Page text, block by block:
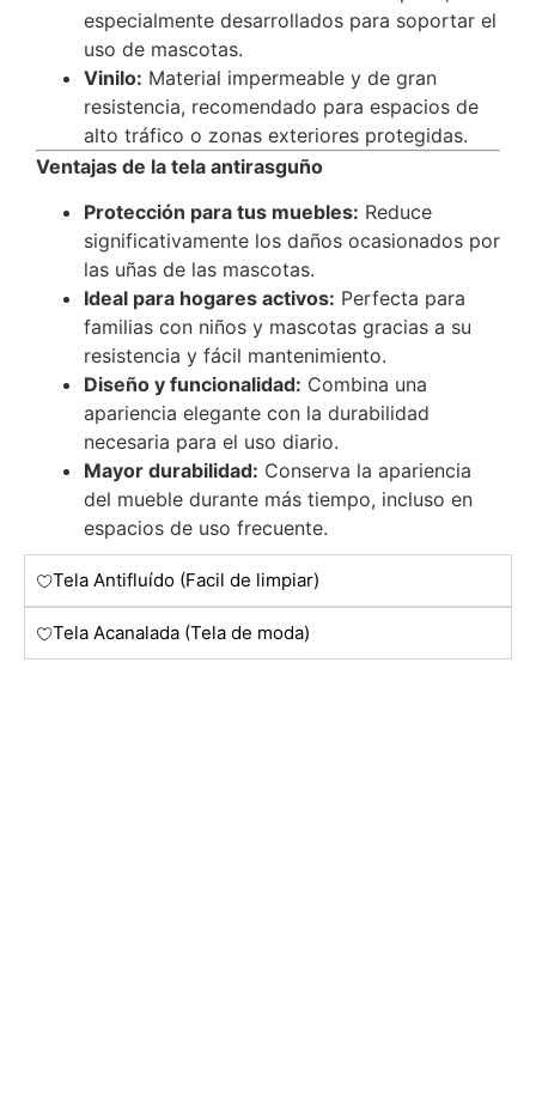
especialmente desarrollados para soportar el
uso de mascotas.
Vinilo: Material impermeable y de gran
resistencia, recomendado para espacios de
alto tráfico o zonas exteriores protegidas.
Ventajas de la tela antirasguño
Protección para tus muebles: Reduce
significativamente los daños ocasionados por
las uñas de las mascotas.
Ideal para hogares activos: Perfecta para
familias con niños y mascotas gracias a su
resistencia y fácil mantenimiento.
Diseño y funcionalidad: Combina una
apariencia elegante con la durabilidad
necesaria para el uso diario.
Mayor durabilidad: Conserva la apariencia
del mueble durante más tiempo, incluso en
espacios de uso frecuente.
Tela Antifluído (Facil de limpiar)
Tela Acanalada (Tela de moda)